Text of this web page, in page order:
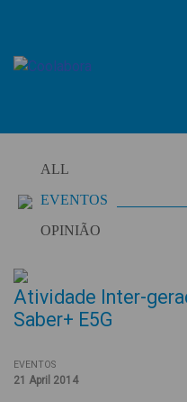
content
ALL
EVENTOS
OPINIÃO
Atividade Inter-
Saber+ E5G
EVENTOS
21 April 2014